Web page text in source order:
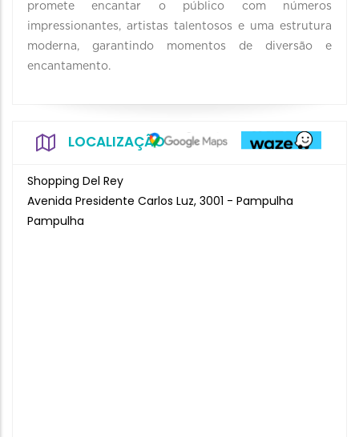
promete encantar o público com números
impressionantes, artistas talentosos e uma estrutura
moderna, garantindo momentos de diversão e
encantamento.
LOCALIZAÇÃO
Shopping Del Rey
Avenida Presidente Carlos Luz, 3001 - Pampulha
Pampulha